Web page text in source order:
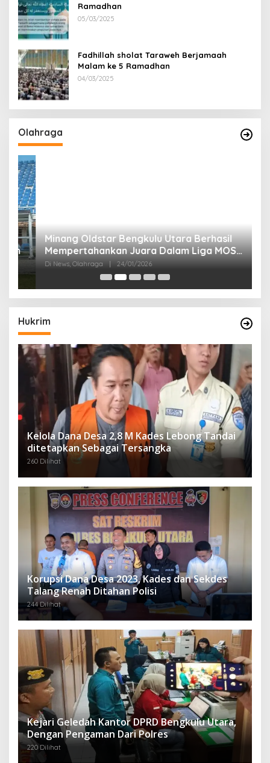
Ramadhan
05/03/2025
Fadhillah sholat Taraweh Berjamaah
Malam ke 5 Ramadhan
04/03/2025
Olahraga
Minang Oldstar Bengkulu Utara Berhasil
Mempertahankan Juara Dalam Liga MOS
U37+ Se-provinsi Bengkulu
Di News, Olahraga | 24/01/2026
Hukrim
Kelola Dana Desa 2,8 M Kades Lebong Tandai
ditetapkan Sebagai Tersangka
260 Dilihat
Korupsi Dana Desa 2023, Kades dan Sekdes
Talang Renah Ditahan Polisi
244 Dilihat
Kejari Geledah Kantor DPRD Bengkulu Utara,
Dengan Pengaman Dari Polres
220 Dilihat